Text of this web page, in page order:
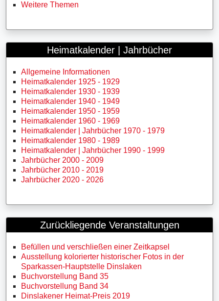
Weitere Themen
Heimatkalender | Jahrbücher
Allgemeine Informationen
Heimatkalender 1925 - 1929
Heimatkalender 1930 - 1939
Heimatkalender 1940 - 1949
Heimatkalender 1950 - 1959
Heimatkalender 1960 - 1969
Heimatkalender | Jahrbücher 1970 - 1979
Heimatkalender 1980 - 1989
Heimatkalender | Jahrbücher 1990 - 1999
Jahrbücher 2000 - 2009
Jahrbücher 2010 - 2019
Jahrbücher 2020 - 2026
Zurückliegende Veranstaltungen
Befüllen und verschließen einer Zeitkapsel
Ausstellung kolorierter historischer Fotos in der
Sparkassen-Hauptstelle Dinslaken
Buchvorstellung Band 35
Buchvorstellung Band 34
Dinslakener Heimat-Preis 2019